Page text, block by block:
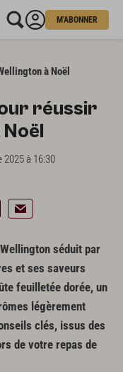
M'ABONNER
à Noël
réussir
2025 à 16:30
séduit par
et ses saveurs
feuilletée dorée, un
légèrement
clés, issus des
de votre repas de